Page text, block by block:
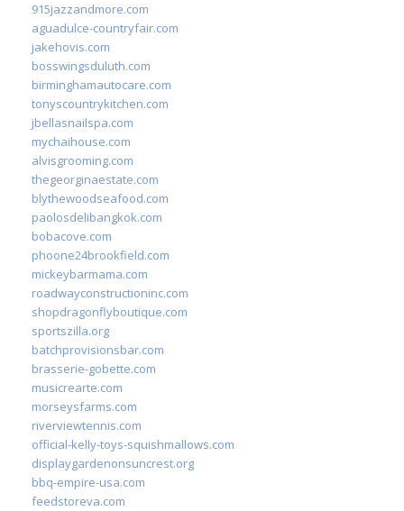
915jazzandmore.com
aguadulce-countryfair.com
jakehovis.com
bosswingsduluth.com
birminghamautocare.com
tonyscountrykitchen.com
jbellasnailspa.com
mychaihouse.com
alvisgrooming.com
thegeorginaestate.com
blythewoodseafood.com
paolosdelibangkok.com
bobacove.com
phoone24brookfield.com
mickeybarmama.com
roadwayconstructioninc.com
shopdragonflyboutique.com
sportszilla.org
batchprovisionsbar.com
brasserie-gobette.com
musicrearte.com
morseysfarms.com
riverviewtennis.com
official-kelly-toys-squishmallows.com
displaygardenonsuncrest.org
bbq-empire-usa.com
feedstoreva.com